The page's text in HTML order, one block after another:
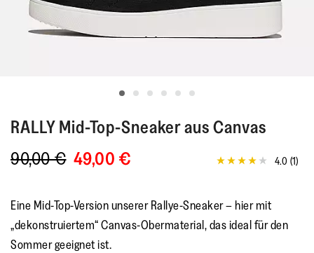
RALLYMid-Top-Sneaker aus Canvas
90,00 € 49,00 €
4.0
Sternen,
Durchschnittswert
der
Bewertung.
4.0 (1)
Eine Mid-Top-Version unserer Rallye-Sneaker – hier mit
„dekonstruiertem“ Canvas-Obermaterial, das ideal für den
Sommer geeignet ist.